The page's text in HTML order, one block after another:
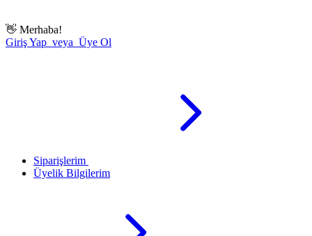
👋 Merhaba!
Giriş Yap veya Üye Ol
Siparişlerim
Üyelik Bilgilerim